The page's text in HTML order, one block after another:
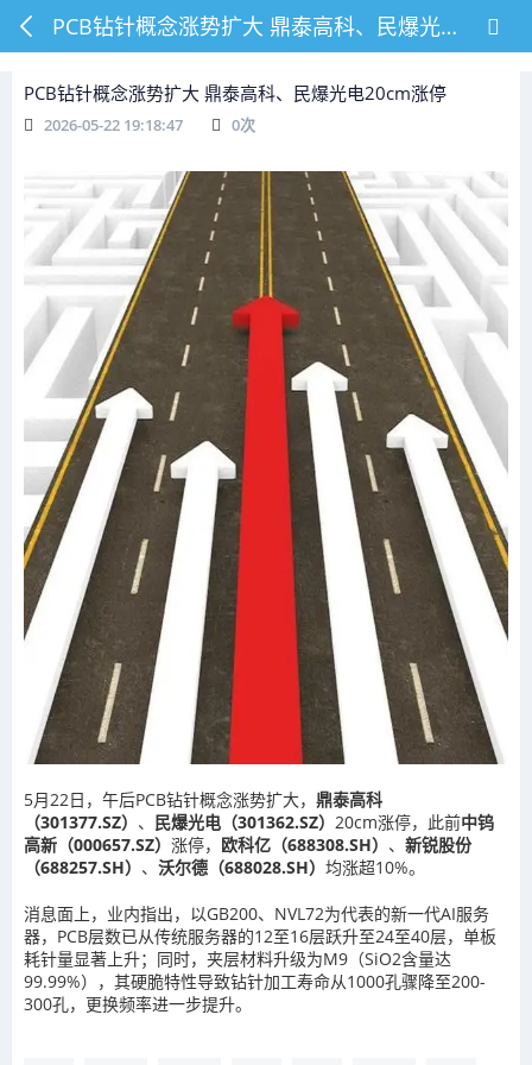
PCB钻针概念涨势扩大 鼎泰高科、民爆光电20cm涨停
PCB钻针概念涨势扩大 鼎泰高科、民爆光电20cm涨停
2026-05-22 19:18:47 0次
5月22日，午后PCB钻针概念涨势扩大， 鼎泰高科
（301377.SZ） 、 民爆光电（301362.SZ） 20cm涨停，此前中钨
高新（000657.SZ） 涨停， 欧科亿（688308.SH） 、 新锐股份
（688257.SH） 、 沃尔德（688028.SH） 均涨超10%。
消息面上，业内指出，以GB200、NVL72为代表的新一代AI服务
器，PCB层数已从传统服务器的12至16层跃升至24至40层，单板
耗针量显著上升；同时，夹层材料升级为M9（SiO2含量达
99.99%），其硬脆特性导致钻针加工寿命从1000孔骤降至200-
300孔，更换频率进一步提升。